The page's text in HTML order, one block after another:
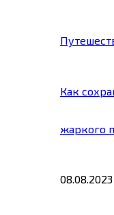
Как
жаркого
08.08.2023